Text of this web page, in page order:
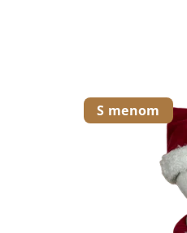
S menom